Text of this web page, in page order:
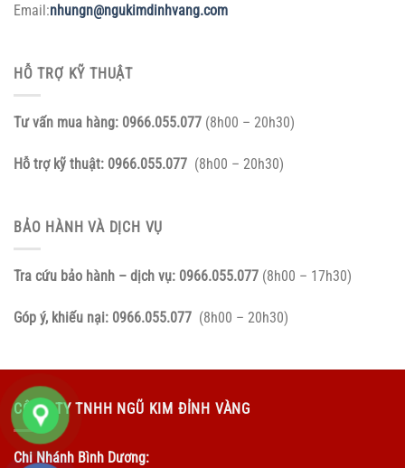
Email:nhungn@ngukimdinhvang.com
HỖ TRỢ KỸ THUẬT
Tư vấn mua hàng: 0966.055.077 (8h00 – 20h30)
Hỗ trợ kỹ thuật: 0966.055.077 (8h00 – 20h30)
BẢO HÀNH VÀ DỊCH VỤ
Tra cứu bảo hành – dịch vụ: 0966.055.077 (8h00 – 17h30)
Góp ý, khiếu nại: 0966.055.077 (8h00 – 20h30)
CÔNG TY TNHH NGŨ KIM ĐỈNH VÀNG
Chi Nhánh Bình Dương: